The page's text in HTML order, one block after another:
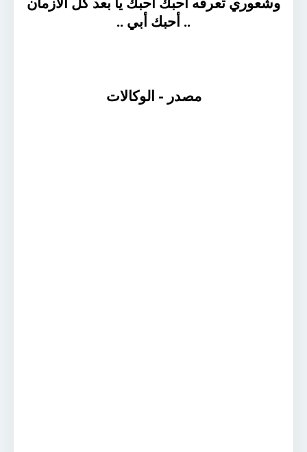
.. أحبك أبي ..
مصدر - الوكالات